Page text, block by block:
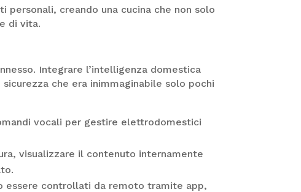
creando una cucina che non solo
di vita.
Integrare l’intelligenza domestica
che era inimmaginabile solo pochi
vocali per gestire elettrodomestici
visualizzare il contenuto internamente
essere controllati da remoto tramite app,